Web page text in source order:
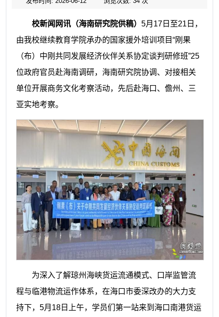
校新闻网讯（海南研究院供稿） 5月17日至21日，
由我校继续教育学院承办的国家援外培训项目“刚果
（布）中刚共同发展经济伙伴关系协定谈判研修班”25
位政府官员赴海南调研，海南研究院协调、对接相关
单位开展商务文化考察活动，先后赴海口、儋州、三
亚实地考察。
为深入了解琼州海峡货运流通模式、口岸监管流
程与临港物流运作体系，在海口市委深改办的大力支
持下，5月18日上午，学员们第一站来到海口南港货运